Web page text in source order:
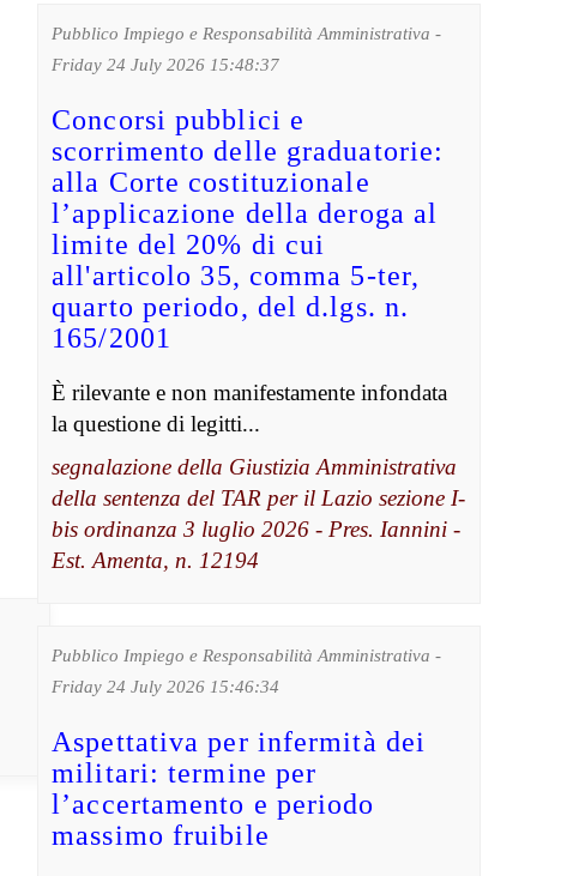
Pubblico Impiego e Responsabilità Amministrativa -
Friday 24 July 2026 15:48:37
Concorsi pubblici e
scorrimento delle graduatorie:
alla Corte costituzionale
l’applicazione della deroga al
limite del 20% di cui
all'articolo 35, comma 5-ter,
quarto periodo, del d.lgs. n.
165/2001
È rilevante e non manifestamente infondata
la questione di legitti...
segnalazione della Giustizia Amministrativa
della sentenza del TAR per il Lazio sezione I-
bis ordinanza 3 luglio 2026 - Pres. Iannini -
Est. Amenta, n. 12194
Pubblico Impiego e Responsabilità Amministrativa -
Friday 24 July 2026 15:46:34
Aspettativa per infermità dei
militari: termine per
l’accertamento e periodo
massimo fruibile